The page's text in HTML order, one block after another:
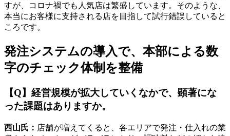
すが、コロナ禍でも人気店は繁盛しています。そのような、
本当にお客様に支持される店を目指して試行錯誤していると
ころです。
発注システムの導入で、本部による数
字のチェック体制を整備
【Q】経営規模が拡大していくなかで、顕著にな
った課題はありますか。
西山氏： 店舗が増えてくると、各エリアで発注・仕入れの業